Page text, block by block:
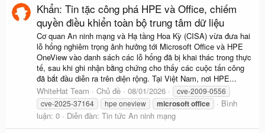
Khẩn: Tin tặc công phá HPE và Office, chiếm
quyền điều khiển toàn bộ trung tâm dữ liệu
Cơ quan An ninh mạng và Hạ tầng Hoa Kỳ (CISA) vừa đưa hai
lỗ hổng nghiêm trọng ảnh hưởng tới Microsoft Office và HPE
OneView vào danh sách các lỗ hổng đã bị khai thác trong thực
tế, sau khi ghi nhận bằng chứng cho thấy các cuộc tấn công
đã bắt đầu diễn ra trên diện rộng. Tại Việt Nam, nơi HPE...
WhiteHat Team
Chủ đề 08/01/2026
cve-2009-0556
cve-2025-37164
hpe oneview microsoftoffice
Bình
luận: 0
Diễn đàn: Tin tức An ninh mạng